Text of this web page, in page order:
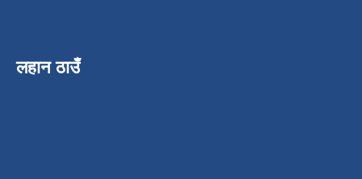
लहान ठाउँ